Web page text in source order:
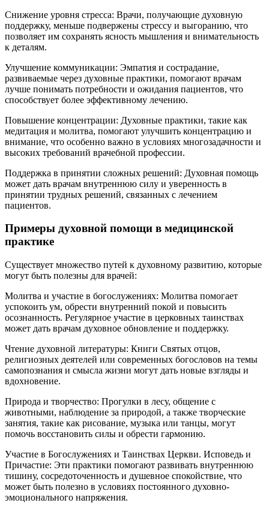
Снижение уровня стресса: Врачи, получающие духовную
поддержку, меньше подвержены стрессу и выгоранию, что
позволяет им сохранять ясность мышления и внимательность
к деталям.
Улучшение коммуникации: Эмпатия и сострадание,
развиваемые через духовные практики, помогают врачам
лучше понимать потребности и ожидания пациентов, что
способствует более эффективному лечению.
Повышение концентрации: Духовные практики, такие как
медитация и молитва, помогают улучшить концентрацию и
внимание, что особенно важно в условиях многозадачности и
высоких требований врачебной профессии.
Поддержка в принятии сложных решений: Духовная помощь
может дать врачам внутреннюю силу и уверенность в
принятии трудных решений, связанных с лечением
пациентов.
Примеры духовной помощи в медицинской
практике
Существует множество путей к духовному развитию, которые
могут быть полезны для врачей:
Молитва и участие в богослужениях: Молитва помогает
успокоить ум, обрести внутренний покой и повысить
осознанность. Регулярное участие в церковных таинствах
может дать врачам духовное обновление и поддержку.
Чтение духовной литературы: Книги Святых отцов,
религиозных деятелей или современных богословов на темы
самопознания и смысла жизни могут дать новые взгляды и
вдохновение.
Природа и творчество: Прогулки в лесу, общение с
животными, наблюдение за природой, а также творческие
занятия, такие как рисование, музыка или танцы, могут
помочь восстановить силы и обрести гармонию.
Участие в Богослужениях и Таинствах Церкви. Исповедь и
Причастие: Эти практики помогают развивать внутреннюю
тишину, сосредоточенность и душевное спокойствие, что
может быть полезно в условиях постоянного духовно-
эмоционального напряжения.